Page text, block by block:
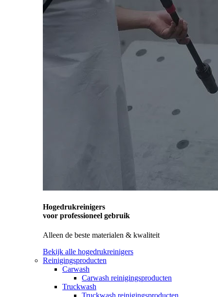
Hogedrukreinigers
voor professioneel gebruik
Alleen de beste materialen & kwaliteit
Bekijk alle hogedrukreinigers
Reinigingsproducten
Carwash
Carwash reinigingsproducten
Truckwash
Truckwash reinigingsproducten